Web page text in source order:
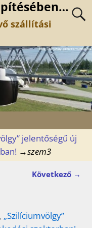
szállítási
jelentőségű új
→szem3
Következő →
, „Szilíciumvölgy”